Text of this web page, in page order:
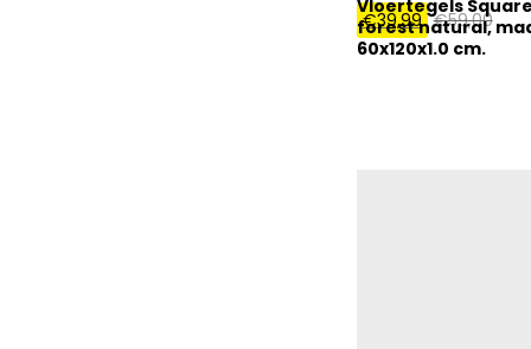
Vloertegels
forest natural,
60x120x1.0 cm.
€39,99 €59,00